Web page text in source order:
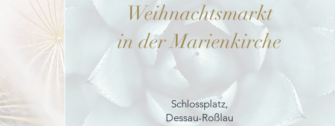
Weihnachtsmarkt
in der Marienkirche
Schlossplatz,
Dessau-Roßlau